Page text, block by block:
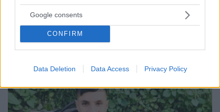
Google consents
CONFIRM
Data Deletion Data Access Privacy Policy
Οικογενειακή τραγωδία στις Σέρρες, μητέρα και
γιος οι νεκροί από την μετωπική φορτηγού με ΙΧ -
Βίντεο ντοκουμέντο από τη στιγμή της
σύγκρουσης
07.08.2026, 09:58